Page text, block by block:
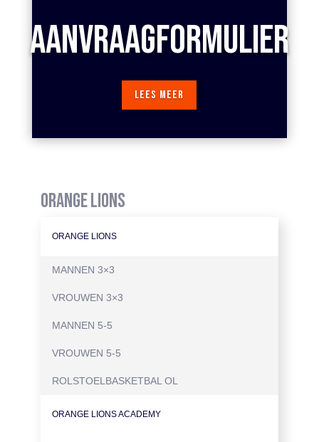
AANVRAAGFORMULIER
LEES MEER
ORANGE LIONS
ORANGE LIONS
MANNEN 3×3
VROUWEN 3×3
MANNEN 5-5
VROUWEN 5-5
ROLSTOELBASKETBAL OL
ORANGE LIONS ACADEMY